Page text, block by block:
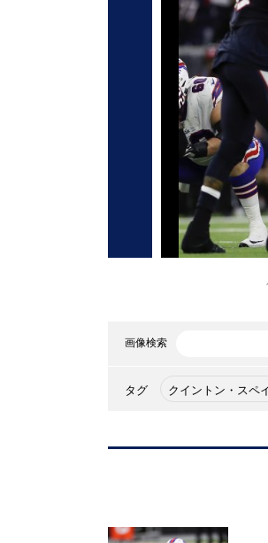
画像検索
タグ クイントン・スペ